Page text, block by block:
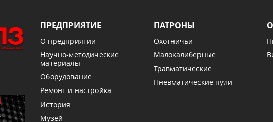
ПРЕДПРИЯТИЕ
О предприятии
Научно-методические
материалы
Оборудование
Ремонт и настройка
История
Музей
ПАТРОНЫ
Охотничьи
Малокалиберные
Травматические
Пневматические пули